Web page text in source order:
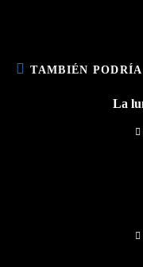
TAMBIÉN
La